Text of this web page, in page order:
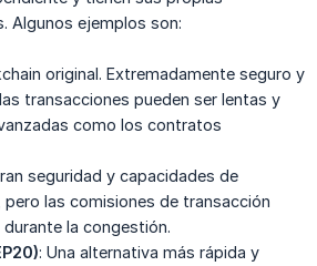
Algunos ejemplos son:
original. Extremadamente seguro y
transacciones pueden ser lentas y
como los contratos
seguridad y capacidades de
las comisiones de transacción
la congestión.
: Una alternativa más rápida y